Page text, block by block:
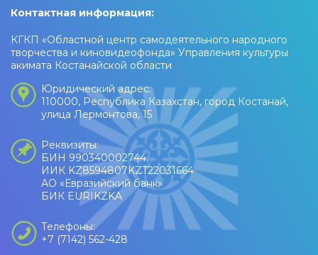
Контактная информация:
КГКП «Областной центр самодеятельного народного
творчества и киновидеофонда» Управления культуры
акимата Костанайской области
Юридический адрес:
110000, Республика Казахстан, город Костанай,
улица Лермонтова, 15
Реквизиты:
БИН 990340002744
ИИК KZ8594807KZT22031664
АО «Евразийский банк»
БИК EURIKZKA
Телефоны:
+7 (7142) 562-428